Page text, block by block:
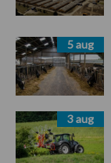
5 aug
3 aug